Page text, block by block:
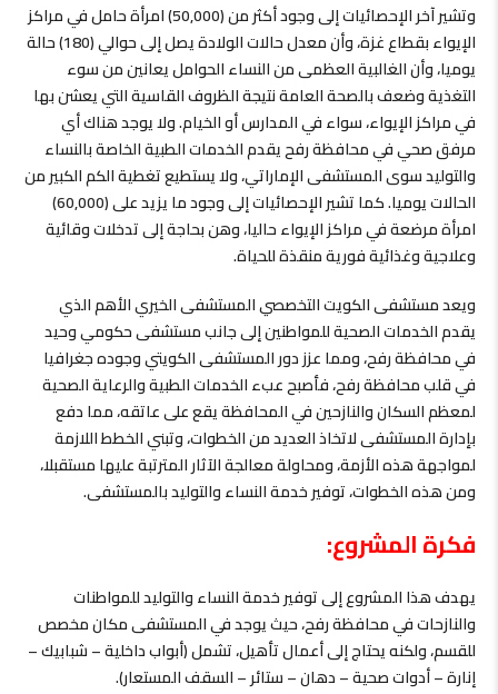
وتشير آخر الإحصائيات إلى وجود أكثر من (50,000) امرأة حامل في مراكز
الإيواء بقطاع غزة، وأن معدل حالات الولادة يصل إلى حوالي (180) حالة
يوميا، وأن الغالبية العظمى من النساء الحوامل يعانين من سوء
التغذية وضعف بالصحة العامة نتيجة الظروف القاسية التي يعشن بها
في مراكز الإيواء، سواء في المدارس أو الخيام. ولا يوجد هناك أي
مرفق صحي في محافظة رفح يقدم الخدمات الطبية الخاصة بالنساء
والتوليد سوى المستشفى الإماراتي، ولا يستطيع تغطية الكم الكبير من
الحالات يوميا. كما تشير الإحصائيات إلى وجود ما يزيد على (60,000)
امرأة مرضعة في مراكز الإيواء حاليا، وهن بحاجة إلى تدخلات وقائية
وعلاجية وغذائية فورية منقذة للحياة.
ويعد مستشفى الكويت التخصصي المستشفى الخيري الأهم الذي
يقدم الخدمات الصحية للمواطنين إلى جانب مستشفى حكومي وحيد
في محافظة رفح، ومما عزز دور المستشفى الكويتي وجوده جغرافيا
في قلب محافظة رفح، فأصبح عبء الخدمات الطبية والرعاية الصحية
لمعظم السكان والنازحين في المحافظة يقع على عاتقه، مما دفع
بإدارة المستشفى لاتخاذ العديد من الخطوات، وتبني الخطط اللازمة
لمواجهة هذه الأزمة، ومحاولة معالجة الآثار المترتبة عليها مستقبلا،
ومن هذه الخطوات، توفير خدمة النساء والتوليد بالمستشفى.
فكرة المشروع:
يهدف هذا المشروع إلى توفير خدمة النساء والتوليد للمواطنات
والنازحات في محافظة رفح، حيث يوجد في المستشفى مكان مخصص
للقسم، ولكنه يحتاج إلى أعمال تأهيل، تشمل (أبواب داخلية – شبابيك –
إنارة – أدوات صحية – دهان – ستائر – السقف المستعار).